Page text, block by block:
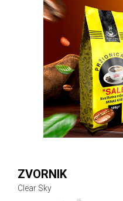
ZVORNIK
Clear Sky